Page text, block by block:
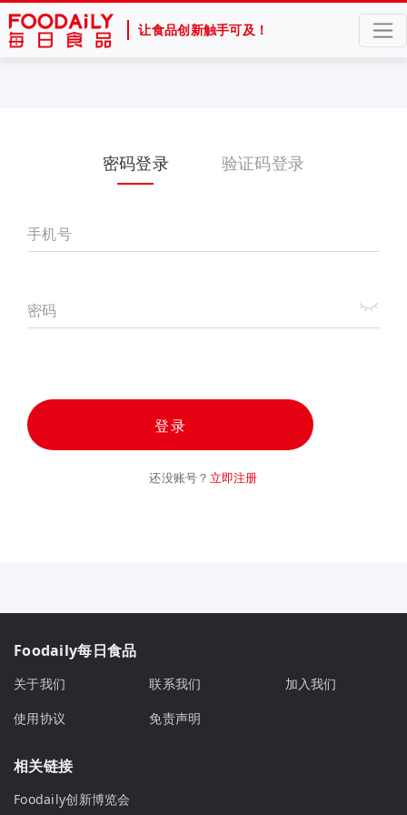
让食品创新触手可及！
密码登录 验证码登录
手机号
密码
登录
还没账号？ 立即注册
Foodaily每日食品
关于我们 联系我们
加入我们
使用协议
免责声明
相关链接
Foodaily创新博览会